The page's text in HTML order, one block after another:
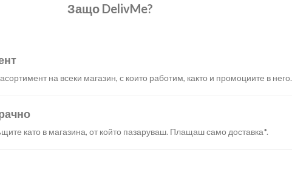
Защо DelivMe?
на всеки магазин, с които работим, както и промоциите в него.
като в магазина, от който пазаруваш. Плащаш само доставка*.